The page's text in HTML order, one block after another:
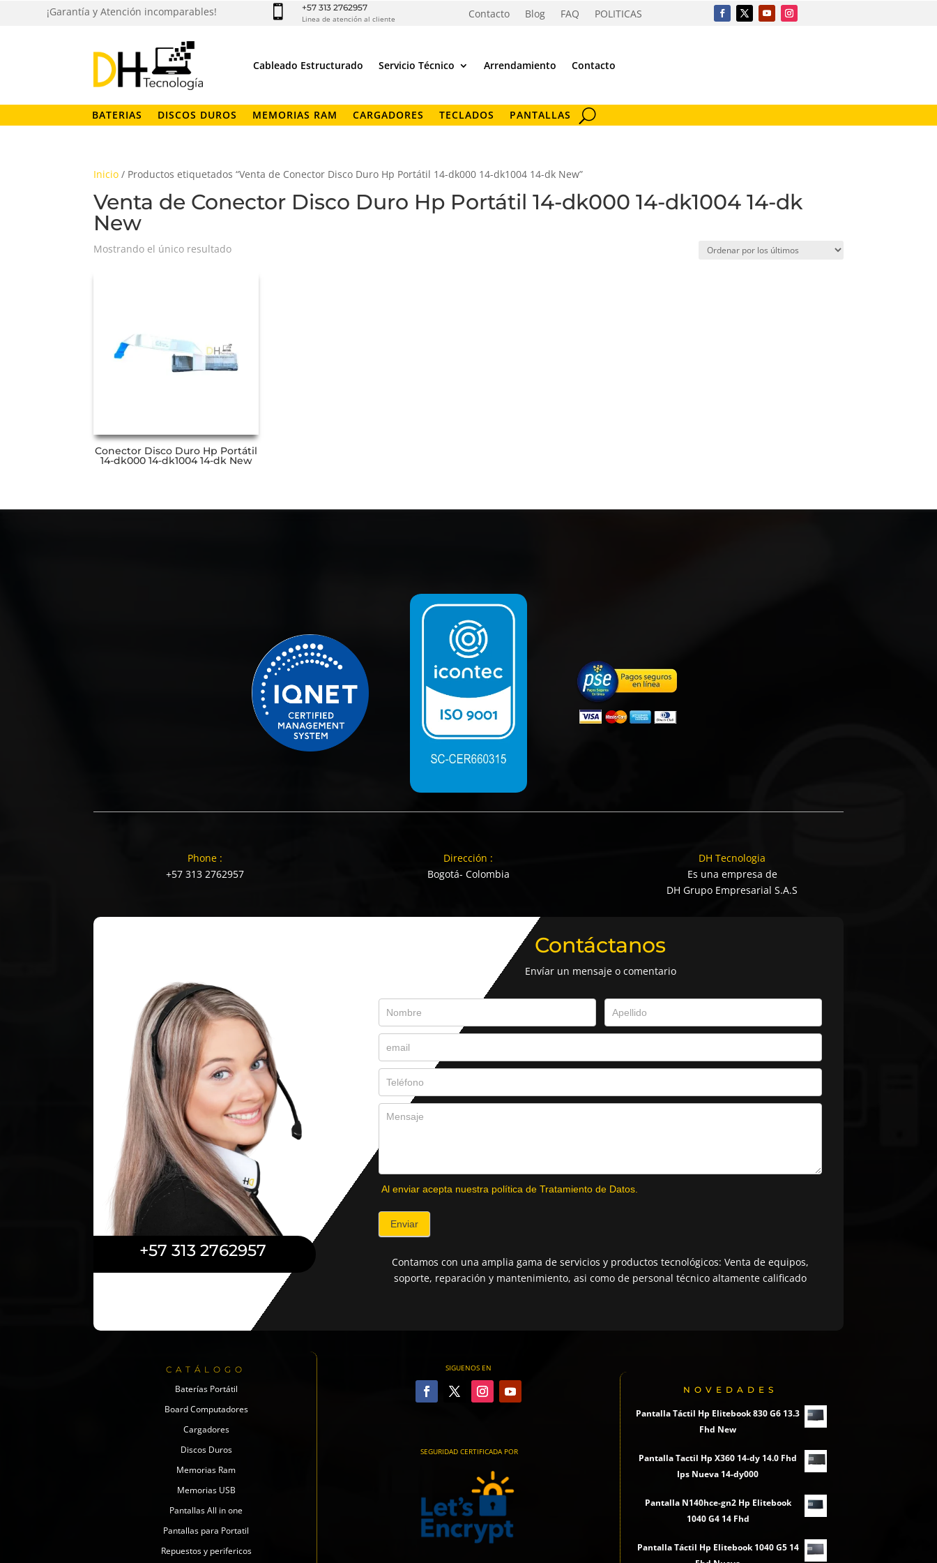
¡Garantía y Atención incomparables!  +57 313 2762957
Linea de atención al cliente Contacto Blog FAQ POLITICAS
Cableado Estructurado Servicio Técnico Arrendamiento Contacto
BATERIAS DISCOS DUROS MEMORIAS RAM CARGADORES TECLADOS PANTALLAS
Inicio / Productos etiquetados “Venta de Conector Disco Duro Hp Portátil 14-dk000 14-dk1004 14-dk New”
Venta de Conector Disco Duro Hp Portátil 14-dk000 14-dk1004 14-dk
New
Mostrando el único resultado
Conector Disco Duro Hp Portátil
14-dk000 14-dk1004 14-dk New
Phone :
+57 313 2762957
Dirección :
Bogotá- Colombia
DH Tecnologia
Es una empresa de
DH Grupo Empresarial S.A.S
+57 313 2762957
Contáctanos
Envíar un mensaje o comentario
Al enviar acepta nuestra política de Tratamiento de Datos.
Enviar
Contamos con una amplia gama de servicios y productos tecnológicos: Venta de equipos,
soporte, reparación y mantenimiento, asi como de personal técnico altamente calificado
CATÁLOGO
Baterías Portátil
Board Computadores
Cargadores
Discos Duros
Memorias Ram
Memorias USB
Pantallas All in one
Pantallas para Portatil
Repuestos y perifericos
SIGUENOS EN
SEGURIDAD CERTIFICADA POR
NOVEDADES
Pantalla Táctil Hp Elitebook 830 G6 13.3
Fhd New
Pantalla Tactil Hp X360 14-dy 14.0 Fhd
Ips Nueva 14-dy000
Pantalla N140hce-gn2 Hp Elitebook
1040 G4 14 Fhd
Pantalla Táctil Hp Elitebook 1040 G5 14